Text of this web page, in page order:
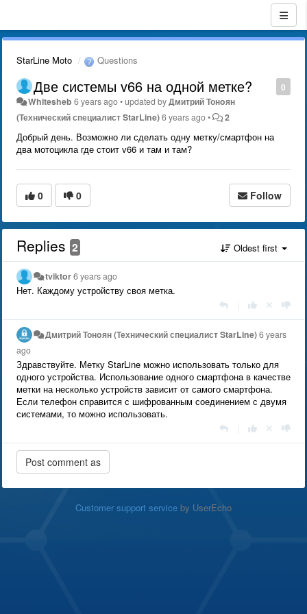
StarLine Moto Questions
0
Две системы v66 на одной метке?
Whitesheb 6 years ago•updated byДмитрий Тонoян
(Технический специалист StarLine)6 years ago• 2
Добрый день. Возможно ли сделать одну метку/смартфон на
два мотоцикла где стоит v66 и там и там?
0 0 Follow
Replies 2 Oldest first
tviktor6 years ago
Нет. Каждому устройству своя метка.
Дмитрий Тонoян (Технический специалист StarLine)6 years
ago
Здравствуйте. Метку StarLine можно использовать только для
одного устройства. Использование одного смартфона в качестве
метки на несколько устройств зависит от самого смартфона.
Если телефон справится с шифрованным соединением с двумя
системами, то можно использовать.
Customer support service by UserEcho